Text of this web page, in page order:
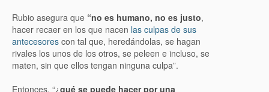
Rubio asegura que “no es humano, no es justo,
hacer recaer en los que nacen las culpas de sus
antecesores con tal que, heredándolas, se hagan
rivales los unos de los otros, se peleen e incluso, se
maten, sin que ellos tengan ninguna culpa”.
Entonces, “¿qué se puede hacer por una